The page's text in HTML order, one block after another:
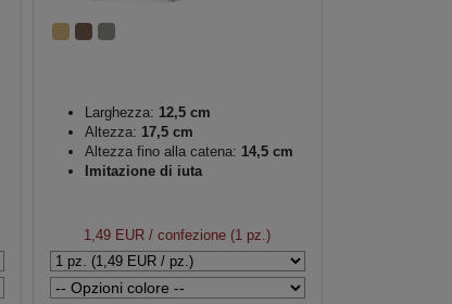
Larghezza: 12,5 cm
Altezza: 17,5 cm
Altezza fino alla catena: 14,5 cm
Imitazione di iuta
1,49 EUR / confezione (1 pz.)